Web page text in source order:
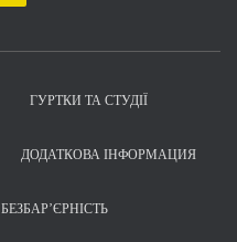
ГУРТКИ ТА СТУДІЇ
ДОДАТКОВА ІНФОРМАЦИЯ
БЕЗБАР’ЄРНІСТЬ